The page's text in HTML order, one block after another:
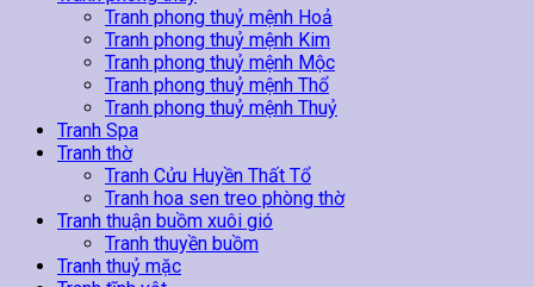
Tranh phong thuỷ mệnh Hoả
Tranh phong thuỷ mệnh Kim
Tranh phong thuỷ mệnh Mộc
Tranh phong thuỷ mệnh Thổ
Tranh phong thuỷ mệnh Thuỷ
Tranh Spa
Tranh thờ
Tranh Cửu Huyền Thất Tổ
Tranh hoa sen treo phòng thờ
Tranh thuận buồm xuôi gió
Tranh thuyền buồm
Tranh thuỷ mặc